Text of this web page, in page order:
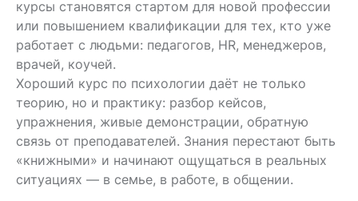
курсы становятся стартом для новой профессии
или повышением квалификации для тех, кто уже
работает с людьми: педагогов, HR, менеджеров,
врачей, коучей.
Хороший курс по психологии даёт не только
теорию, но и практику: разбор кейсов,
упражнения, живые демонстрации, обратную
связь от преподавателей. Знания перестают быть
«книжными» и начинают ощущаться в реальных
ситуациях — в семье, в работе, в общении.